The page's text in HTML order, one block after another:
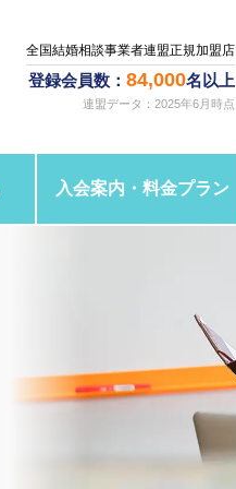
全国結婚相談事業者連盟正規加盟店
登録会員数： 84,000名以上
連盟データ：2025年6月時点
入会案内・料金プラン